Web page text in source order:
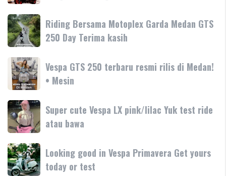
Vespa
Primavera
180cc
terbaru
Sport
Aprilia
SR-
GT
hadir
dengan
teknologi
dan
fitur
Riding
Bersama
Motoplex
Garda
Medan
GTS
250
Day
Terima
kasih
Riding Bersama Motoplex Garda Medan GTS
250 Day Terima kasih
Vespa
GTS
250
terbaru
resmi
rilis
di
Medan!
•
Mesin
Vespa GTS 250 terbaru resmi rilis di Medan!
• Mesin
Super
cute
Vespa
LX
pink/lilac
Yuk
Super cute Vespa LX pink/lilac Yuk test ride
atau bawa
Looking
good
in
Looking good in Vespa Primavera Get yours
today or test